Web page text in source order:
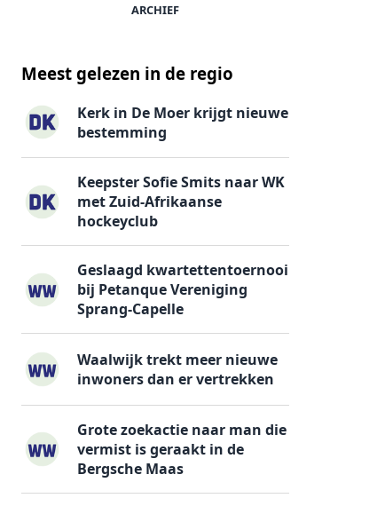
ARCHIEF
Meest gelezen in de regio
Kerk in De Moer krijgt nieuwe
bestemming
Keepster Sofie Smits naar WK
met Zuid-Afrikaanse
hockeyclub
Geslaagd kwartettentoernooi
bij Petanque Vereniging
Sprang-Capelle
Waalwijk trekt meer nieuwe
inwoners dan er vertrekken
Grote zoekactie naar man die
vermist is geraakt in de
Bergsche Maas